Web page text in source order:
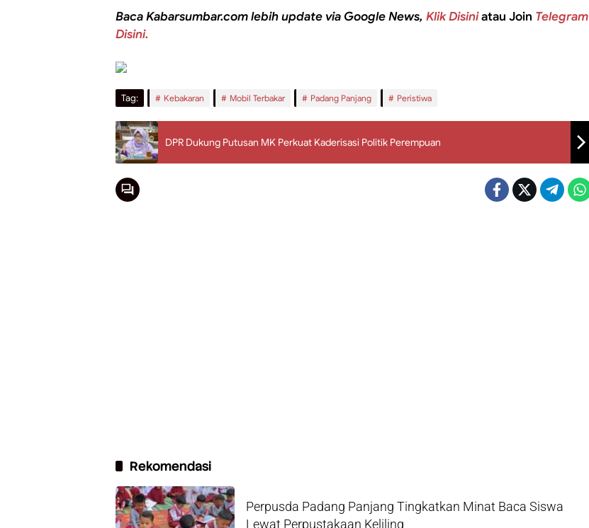
Baca Kabarsumbar.com lebih update via Google News, Klik Disiniatau Join Telegram
Disini.
Tag: Kebakaran Mobil Terbakar Padang Panjang Peristiwa
DPR Dukung Putusan MK Perkuat Kaderisasi Politik Perempuan
Rekomendasi
Perpusda Padang Panjang Tingkatkan Minat Baca Siswa
Lewat Perpustakaan Keliling